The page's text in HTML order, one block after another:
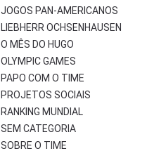
JOGOS PAN-AMERICANOS
LIEBHERR OCHSENHAUSEN
O MÊS DO HUGO
OLYMPIC GAMES
PAPO COM O TIME
PROJETOS SOCIAIS
RANKING MUNDIAL
SEM CATEGORIA
SOBRE O TIME